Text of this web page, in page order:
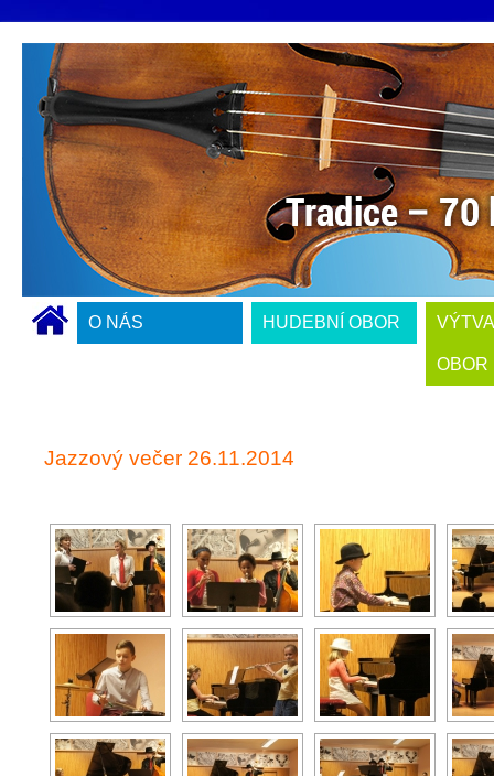
O NÁS HUDEBNÍ OBOR
OBOR
Jazzový večer 26.11.2014